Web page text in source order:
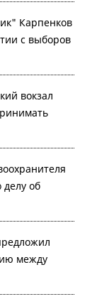
Карпенков
с выборов
вокзал
делу об
между